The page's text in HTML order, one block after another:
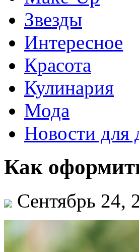
Звезды
Интересное
Красота
Кулинария
Мода
Новости для
Как
Сентябрь 24,